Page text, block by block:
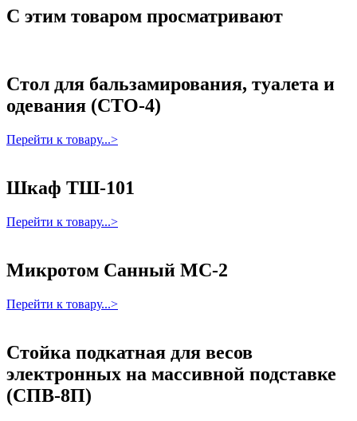
С этим товаром просматривают
Стол для бальзамирования, туалета и
одевания (СТО-4)
Перейти к товару...>
Шкаф ТШ-101
Перейти к товару...>
Микротом Санный МС-2
Перейти к товару...>
Стойка подкатная для весов
электронных на массивной подставке
(СПВ-8П)